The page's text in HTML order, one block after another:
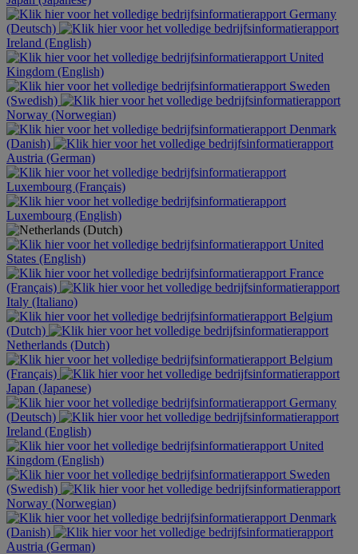
Germany
(Deutsch)
Ireland (English)
United
Kingdom (English)
Sweden
(Swedish)
Norway (Norwegian)
Denmark
(Danish)
Austria (German)
Luxembourg (Français)
Luxembourg (English)
United
States (English)
France
(Français)
Italy (Italiano)
Belgium
(Dutch)
Netherlands (Dutch)
Belgium
(Français)
Japan (Japanese)
Germany
(Deutsch)
Ireland (English)
United
Kingdom (English)
Sweden
(Swedish)
Norway (Norwegian)
Denmark
(Danish)
Austria (German)